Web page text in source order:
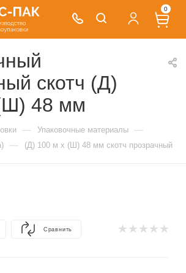
0
скотч (Д)
48 мм
— Упаковочные материалы —
— (Д) 100 м х (Ш) 48 мм скотч прозрачный
Сравнить